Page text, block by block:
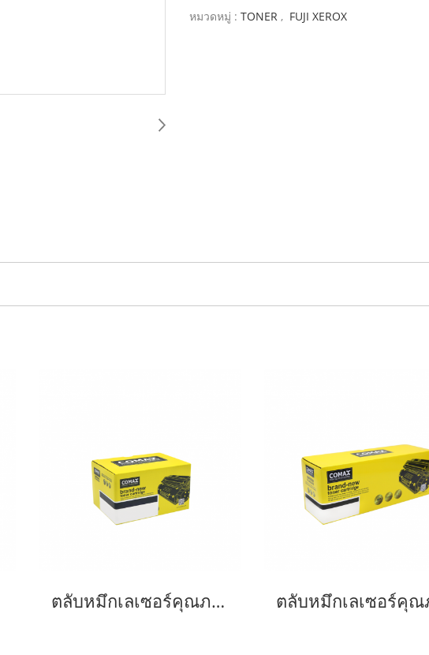
หมวดหมู่ : TONER , FUJI XEROX
ตลับหมึกเลเซอร์คุณภาพสูงสำหรับ Fuji Xerox รุ่น P255 (CT201918) Black